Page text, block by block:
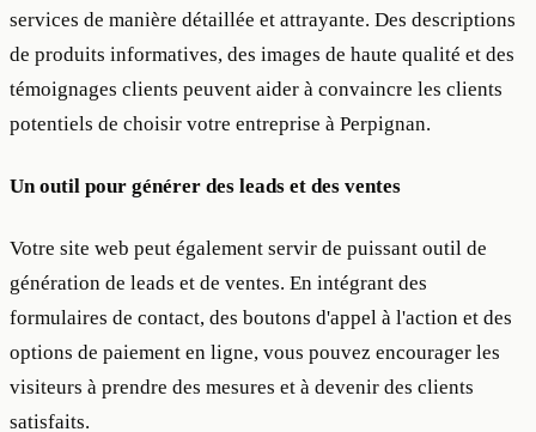
services de manière détaillée et attrayante. Des descriptions
de produits informatives, des images de haute qualité et des
témoignages clients peuvent aider à convaincre les clients
potentiels de choisir votre entreprise à Perpignan.
Un outil pour générer des leads et des ventes
Votre site web peut également servir de puissant outil de
génération de leads et de ventes. En intégrant des
formulaires de contact, des boutons d'appel à l'action et des
options de paiement en ligne, vous pouvez encourager les
visiteurs à prendre des mesures et à devenir des clients
satisfaits.